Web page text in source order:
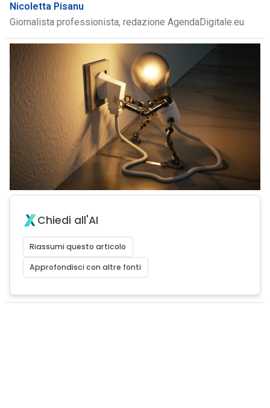
Nicoletta Pisanu
Giornalista professionista, redazione AgendaDigitale.eu
Chiedi all'AI
Riassumi questo articolo
Approfondisci con altre fonti